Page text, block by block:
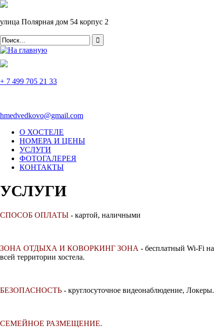
улица Полярная дом 54 корпус 2
+ 7 499 705 21 33
hmedvedkovo@gmail.com
О ХОСТЕЛЕ
НОМЕРА И ЦЕНЫ
УСЛУГИ
ФОТОГАЛЕРЕЯ
КОНТАКТЫ
УСЛУГИ
СПОСОБ ОПЛАТЫ - картой, наличными
ЗОНА ОТДЫХА И КОВОРКИНГ ЗОНА - бесплатный Wi-Fi на
всей территории хостела.
БЕЗОПАСНОСТЬ - круглосуточное видеонаблюдение, Локеры.
СЕМЕЙНОЕ РАЗМЕЩЕНИЕ.